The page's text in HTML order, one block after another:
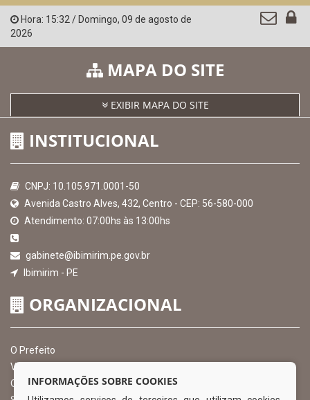
Hora: 15:32/ Domingo, 09 de agosto de
2026
MAPA DO SITE
EXIBIR MAPA DO SITE
INSTITUCIONAL
CNPJ: 10.105.971.0001-50
Avenida Castro Alves, 432, Centro - CEP: 56-580-000
Atendimento: 07:00hs às 13:00hs
gabinete@ibimirim.pe.gov.br
Ibimirim - PE
ORGANIZACIONAL
O Prefeito
Vice Prefeito
Ouvidoria Municipal
INFORMAÇÕES SOBRE COOKIES